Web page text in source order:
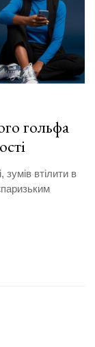
гольфа
втілити в